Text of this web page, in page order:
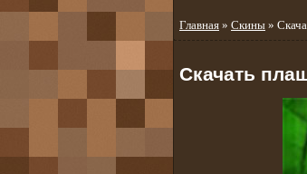
Главная » Скины »
Скачать